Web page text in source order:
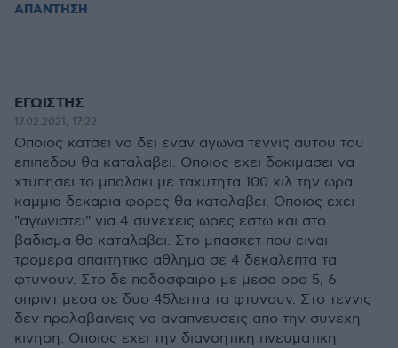
ΑΠΑΝΤΗΣΗ
ΕΓΩΙΣΤΗΣ
17.02.2021, 17:22
Οποιος κατσει να δει εναν αγωνα τεννις αυτου του
επιπεδου θα καταλαβει. Οποιος εχει δοκιμασει να
χτυπησει το μπαλακι με ταχυτητα 100 χιλ την ωρα
καμμια δεκαρια φορες θα καταλαβει. Οποιος εχει
"αγωνιστει" για 4 συνεχεις ωρες εστω και στο
βαδισμα θα καταλαβει. Στο μπασκετ που ειναι
τρομερα απαιτητικο αθλημα σε 4 δεκαλεπτα τα
φτυνουν. Στο δε ποδοσφαιρο με μεσο ορο 5, 6
σπριντ μεσα σε δυο 45λεπτα τα φτυνουν. Στο τεννις
δεν προλαβαινεις να αναπνευσεις απο την συνεχη
κινηση. Οποιος εχει την διανοητικη πνευματικη